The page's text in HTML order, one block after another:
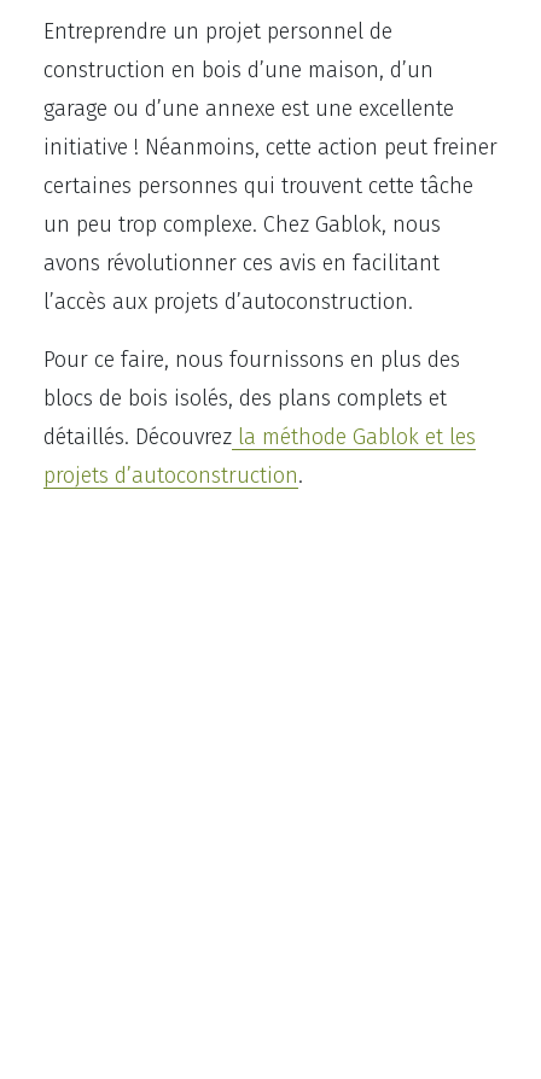
Entreprendre un projet personnel de
construction en bois d’une maison, d’un
garage ou d’une annexe est une excellente
initiative ! Néanmoins, cette action peut freiner
certaines personnes qui trouvent cette tâche
un peu trop complexe. Chez Gablok, nous
avons révolutionner ces avis en facilitant
l’accès aux projets d’autoconstruction.
Pour ce faire, nous fournissons en plus des
blocs de bois isolés, des plans complets et
détaillés. Découvrez la méthode Gablok et les
projets d’autoconstruction.